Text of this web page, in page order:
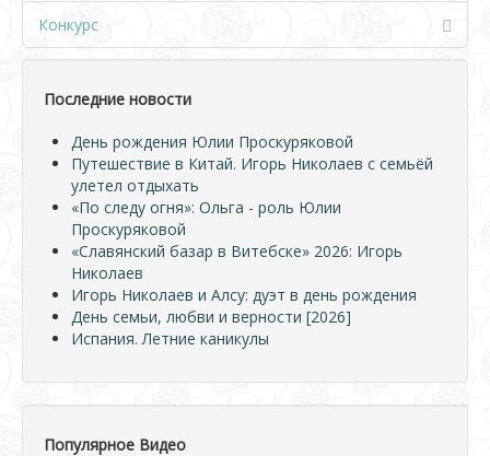
Конкурс
Последние новости
День рождения Юлии Проскуряковой
Путешествие в Китай. Игорь Николаев с семьёй
улетел отдыхать
«По следу огня»: Ольга - роль Юлии
Проскуряковой
«Славянский базар в Витебске» 2026: Игорь
Николаев
Игорь Николаев и Алсу: дуэт в день рождения
День семьи, любви и верности [2026]
Испания. Летние каникулы
Популярное Видео